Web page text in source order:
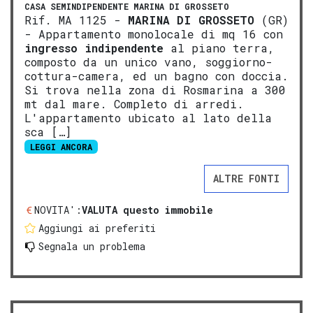
CASA SEMINDIPENDENTE MARINA DI GROSSETO
Rif. MA 1125 - MARINA DI GROSSETO (GR)
- Appartamento monolocale di mq 16 con
ingresso indipendente al piano terra,
composto da un unico vano, soggiorno-
cottura-camera, ed un bagno con doccia.
Si trova nella zona di Rosmarina a 300
mt dal mare. Completo di arredi.
L'appartamento ubicato al lato della
sca […]
LEGGI ANCORA
ALTRE FONTI
NOVITA':VALUTA questo immobile
Aggiungi ai preferiti
Segnala un problema